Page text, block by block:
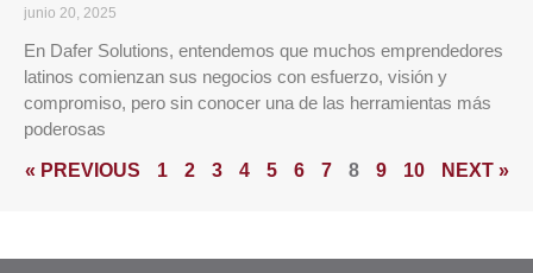
junio 20, 2025
En Dafer Solutions, entendemos que muchos emprendedores
latinos comienzan sus negocios con esfuerzo, visión y
compromiso, pero sin conocer una de las herramientas más
poderosas
« PREVIOUS 1 2 3 4 5 6 7 8 9 10 NEXT »